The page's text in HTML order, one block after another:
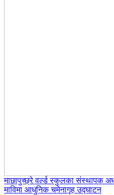
माछापुच्छ्रे वर्ल्ड स्कुलका संस्थापक
माविमा आधुनिक चमेनागृह उद्घाटन